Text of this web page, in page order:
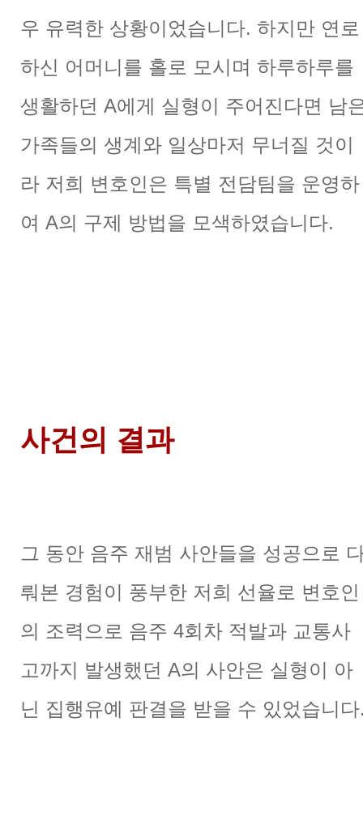
우 유력한 상황이었습니다. 하지만 연로
하신 어머니를 홀로 모시며 하루하루를
생활하던 A에게 실형이 주어진다면 남
가족들의 생계와 일상마저 무너질 것이
라 저희 변호인은 특별 전담팀을 운영하
여 A의 구제 방법을 모색하였습니다.
사건의 결과
그 동안 음주 재범 사안들을 성공으로
뤄본 경험이 풍부한 저희 선율로 변호인
의 조력으로 음주 4회차 적발과 교통사
고까지 발생했던 A의 사안은 실형이 아
닌 집행유예 판결을 받을 수 있었습니